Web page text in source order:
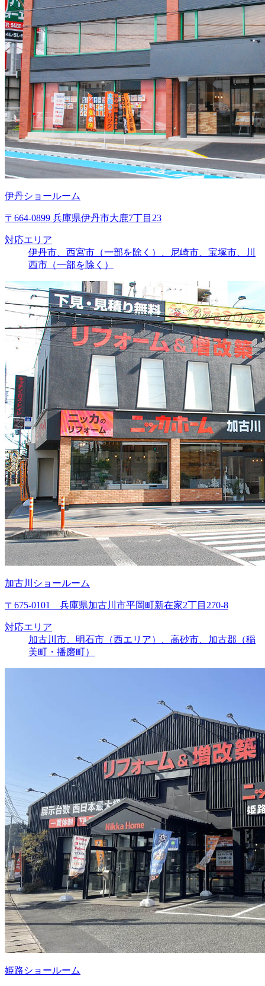
伊丹ショールーム
〒664-0899 兵庫県伊丹市大鹿7丁目23
対応エリア
伊丹市、西宮市（一部を除く）、尼崎市、宝塚市、川
西市（一部を除く）
加古川ショールーム
〒675-0101 兵庫県加古川市平岡町新在家2丁目270-8
対応エリア
加古川市、明石市（西エリア）、高砂市、加古郡（稲
美町・播磨町）
姫路ショールーム